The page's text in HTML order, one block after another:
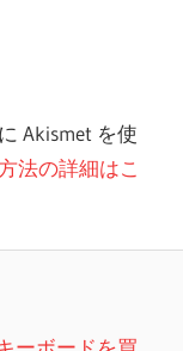
Akismet を使
法の詳細はこ